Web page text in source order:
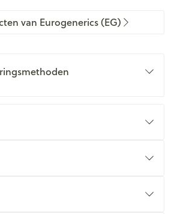
van Eurogenerics (EG)